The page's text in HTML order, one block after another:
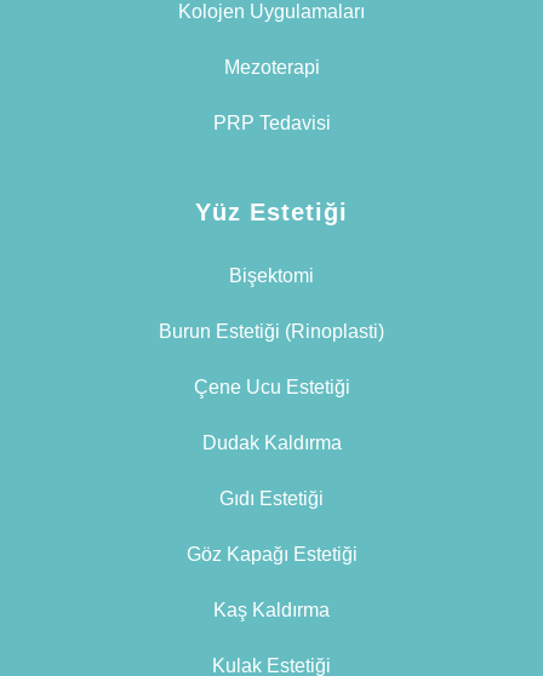
Kolojen Uygulamaları
Mezoterapi
PRP Tedavisi
Yüz Estetiği
Bişektomi
Burun Estetiği (Rinoplasti)
Çene Ucu Estetiği
Dudak Kaldırma
Gıdı Estetiği
Göz Kapağı Estetiği
Kaş Kaldırma
Kulak Estetiği